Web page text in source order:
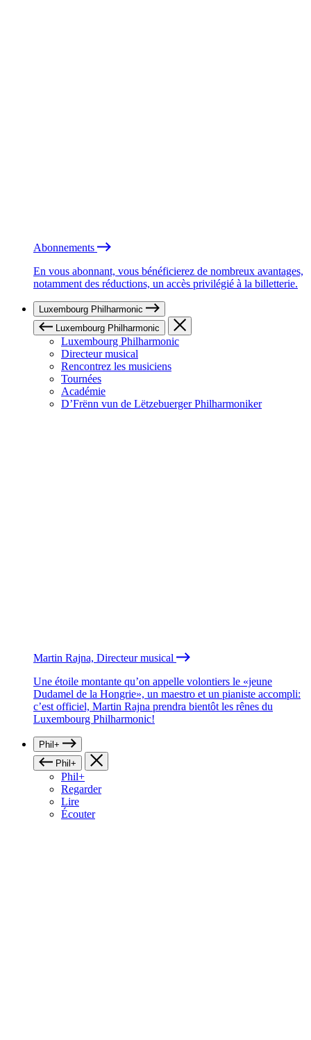
Abonnements
En vous abonnant, vous bénéficierez de nombreux avantages,
notamment des réductions, un accès privilégié à la billetterie.
Luxembourg Philharmonic
Luxembourg Philharmonic
Luxembourg Philharmonic
Directeur musical
Rencontrez les musiciens
Tournées
Académie
D’Frënn vun de Lëtzebuerger Philharmoniker
Martin Rajna, Directeur musical
Une étoile montante qu’on appelle volontiers le «jeune
Dudamel de la Hongrie», un maestro et un pianiste accompli:
c’est officiel, Martin Rajna prendra bientôt les rênes du
Luxembourg Philharmonic!
Phil+
Phil+
Phil+
Regarder
Lire
Écouter